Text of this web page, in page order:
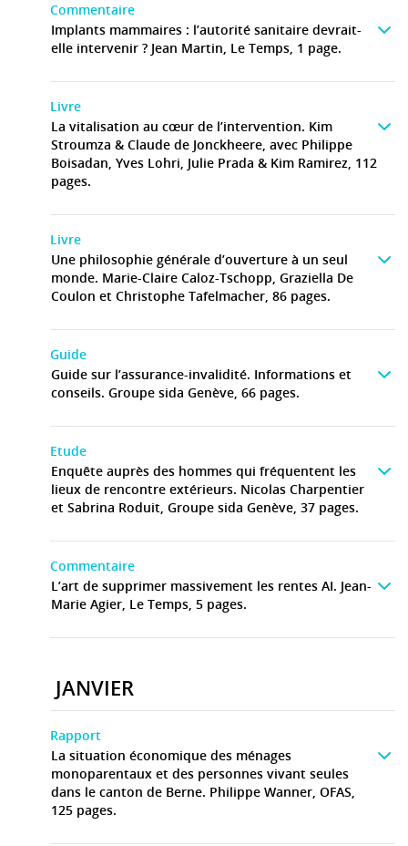
Commentaire
Implants mammaires : l’autorité sanitaire devrait-
elle intervenir ? Jean Martin, Le Temps, 1 page.
Livre
La vitalisation au cœur de l’intervention. Kim
Stroumza & Claude de Jonckheere, avec Philippe
Boisadan, Yves Lohri, Julie Prada & Kim Ramirez, 112
pages.
Livre
Une philosophie générale d’ouverture à un seul
monde. Marie-Claire Caloz-Tschopp, Graziella De
Coulon et Christophe Tafelmacher, 86 pages.
Guide
Guide sur l’assurance-invalidité. Informations et
conseils. Groupe sida Genève, 66 pages.
Etude
Enquête auprès des hommes qui fréquentent les
lieux de rencontre extérieurs. Nicolas Charpentier
et Sabrina Roduit, Groupe sida Genève, 37 pages.
Commentaire
L’art de supprimer massivement les rentes AI. Jean-
Marie Agier, Le Temps, 5 pages.
JANVIER
Rapport
La situation économique des ménages
monoparentaux et des personnes vivant seules
dans le canton de Berne. Philippe Wanner, OFAS,
125 pages.